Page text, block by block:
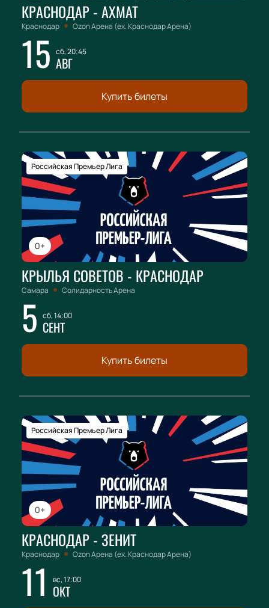
КРАСНОДАР - АХМАТ
Краснодар Ozon Арена (ex. Краснодар Арена)
15 сб, 20:45
АВГ
Купить билеты
0+
Российская Премьер Лига
КРЫЛЬЯ СОВЕТОВ - КРАСНОДАР
Самара Солидарность Арена
5 сб, 14:00
СЕНТ
Купить билеты
0+
Российская Премьер Лига
КРАСНОДАР - ЗЕНИТ
Краснодар Ozon Арена (ex. Краснодар Арена)
11 вс, 17:00
ОКТ